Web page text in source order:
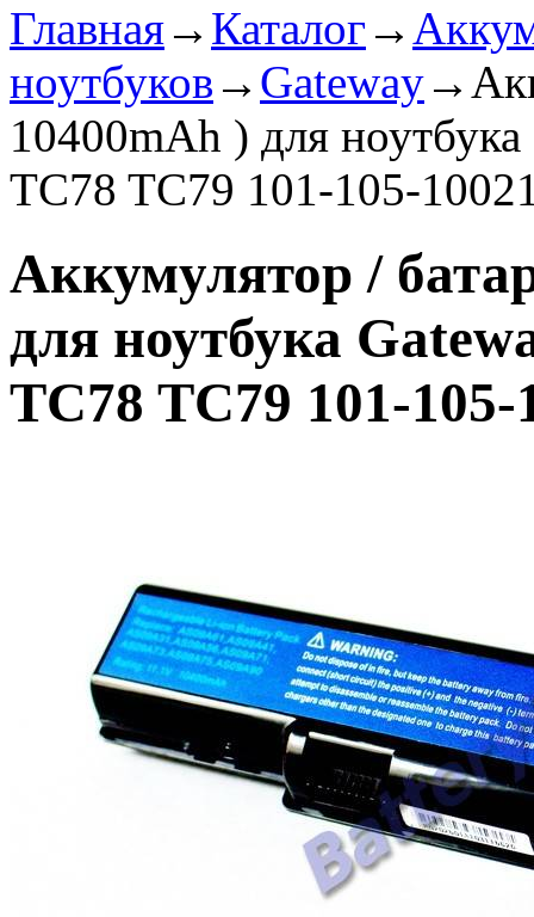
Главная→ Каталог →
ноутбуков → Gateway→
10400mAh ) для
TC78 TC79 101-105-
Аккумулятор /
для ноутбука
TC78 TC79 101-105-